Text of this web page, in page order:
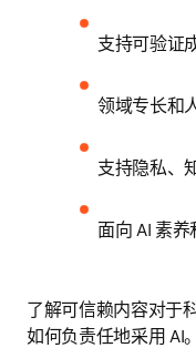
支持可验证
领域专长和
支持隐私、
面向 AI 素
了解可信赖内容对于
如何负责任地采用 AI。